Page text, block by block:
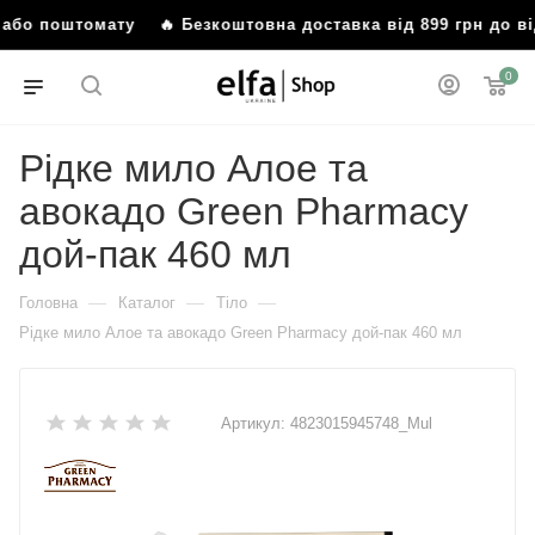
або поштомату 🔥 Безкоштовна доставка від 899 грн до
0
Рідке мило Алое та
авокадо Green Рharmacy
дой-пак 460 мл
Головна — Каталог — Тіло —
Рідке мило Алое та авокадо Green Рharmacy дой-пак 460 мл
Артикул: 4823015945748_Mul